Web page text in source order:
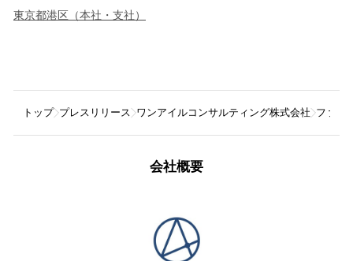
東京都港区 （本社・支社 ）
トップ プレスリリース ワンアイルコンサルティング株式会社 ファナ
会社概要